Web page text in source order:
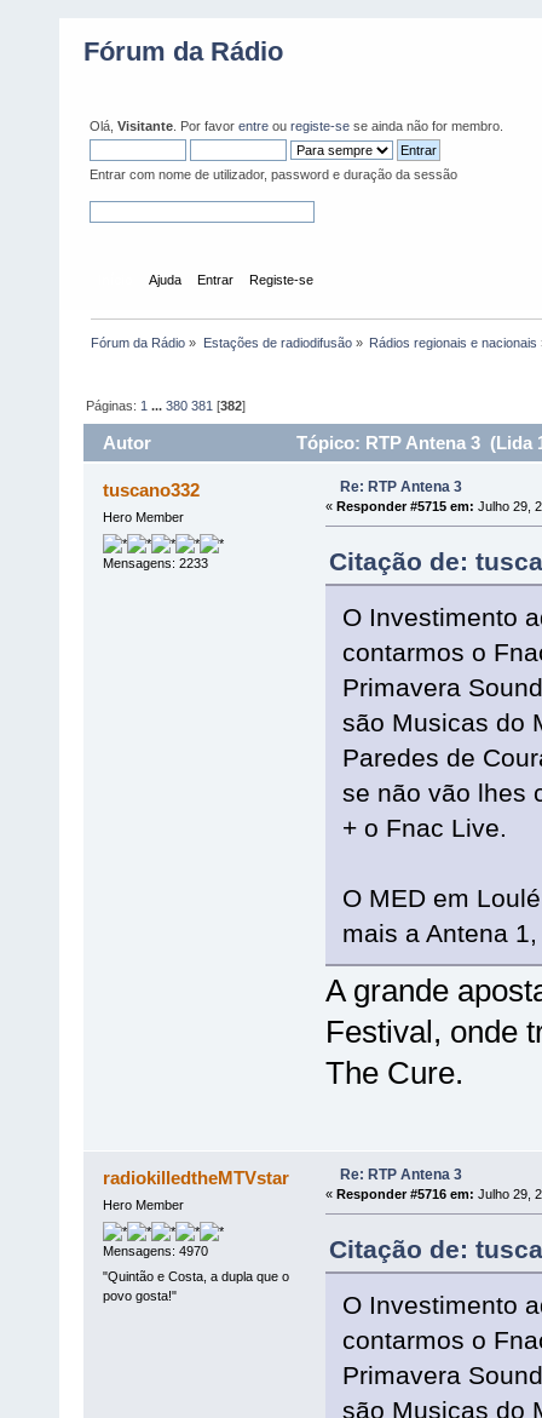
Fórum da Rádio
Olá, Visitante . Por favor entre ou registe-se se ainda não for membro.
Entrar com nome de utilizador, password e duração da sessão
Ajuda Entrar Registe-se
Fórum da Rádio » Estações de radiodifusão» Rádios regionais e nacionais
Páginas: 1 ...380 381 [382]
Autor Tópico: RTP Antena 3 (Lida
tuscano332
Hero Member
Mensagens: 2233
Re: RTP Antena 3
« Responder #5715 em: Julho 29,
Citação de:
O Investimento
contarmos o
Primavera
são Musicas do
Paredes de
se não vão lhes
+ o Fnac Live.
O MED em
mais a Antena
A grande
Festival, onde
The Cure.
radiokilledtheMTVstar
Hero Member
Mensagens: 4970
"Quintão e Costa, a dupla que o
povo gosta!"
Re: RTP Antena 3
« Responder #5716 em: Julho 29,
Citação de:
O Investimento
contarmos o
Primavera
são Musicas do